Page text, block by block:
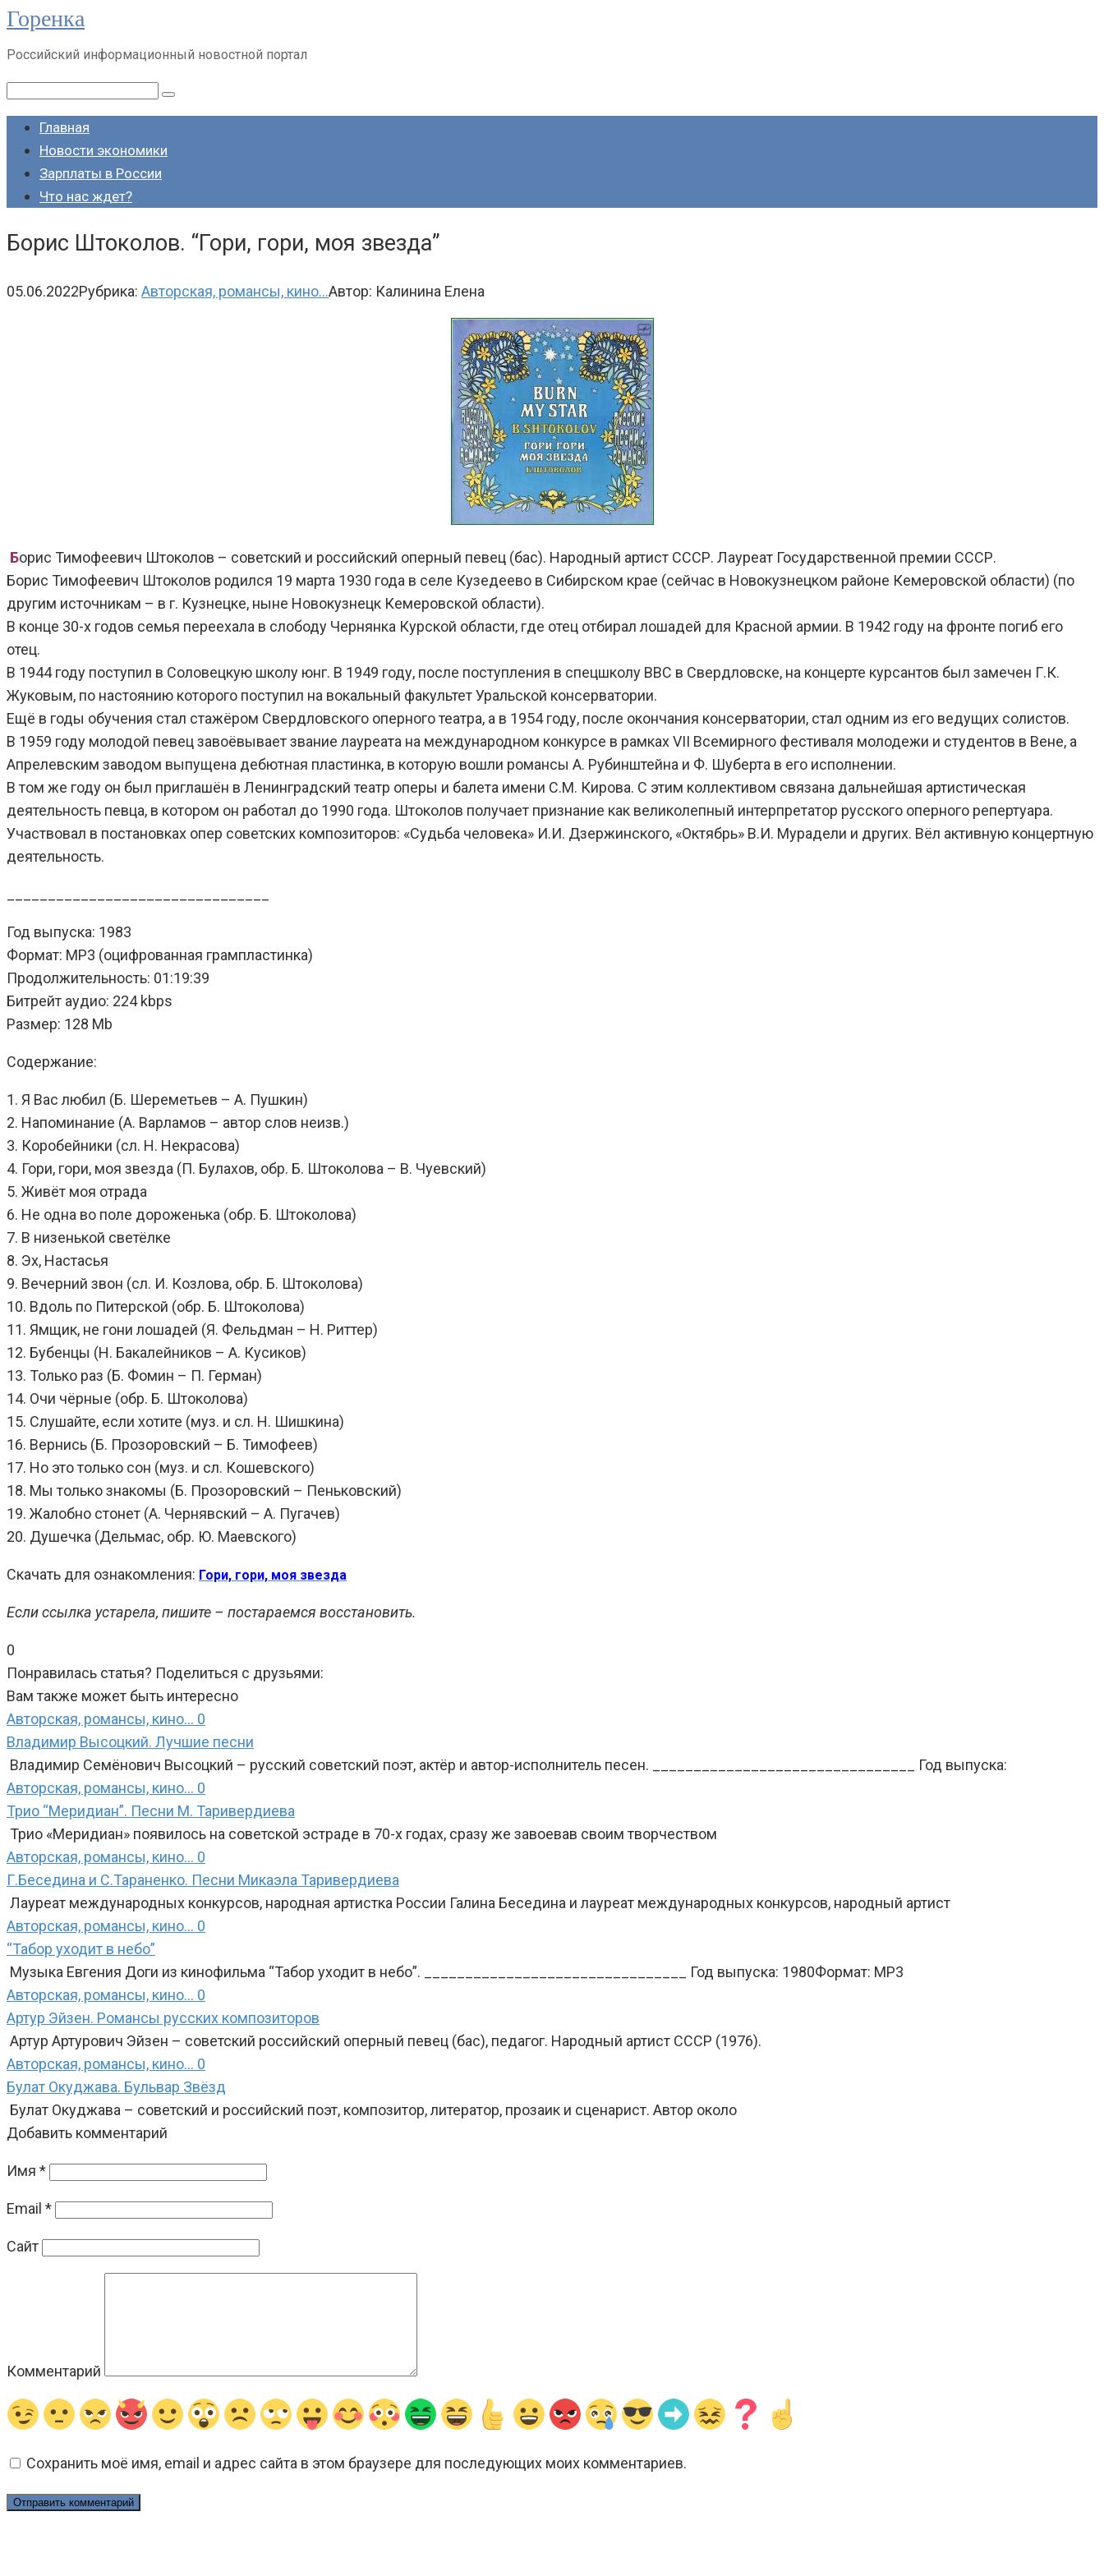
Перейти
контенту
Горенка
Российский информационный новостной портал
Поиск:
Главная
Новости экономики
Зарплаты в России
Что нас ждет?
Борис Штоколов. “Гори, гори, моя звезда”
05.06.2022Рубрика: Авторская, романсы, кино...Автор: Калинина Елена
Борис Тимофеевич Штоколов – советский и российский оперный певец (бас). Народный артист СССР. Лауреат Государственной премии СССР.
Борис Тимофеевич Штоколов родился 19 марта 1930 года в селе Кузедеево в Сибирском крае (сейчас в Новокузнецком районе Кемеровской области) (по
другим источникам – в г. Кузнецке, ныне Новокузнецк Кемеровской области).
В конце 30-х годов семья переехала в слободу Чернянка Курской области, где отец отбирал лошадей для Красной армии. В 1942 году на фронте погиб его
отец.
В 1944 году поступил в Соловецкую школу юнг. В 1949 году, после поступления в спецшколу ВВС в Свердловске, на концерте курсантов был замечен Г.К.
Жуковым, по настоянию которого поступил на вокальный факультет Уральской консерватории.
Ещё в годы обучения стал стажёром Свердловского оперного театра, а в 1954 году, после окончания консерватории, стал одним из его ведущих солистов.
В 1959 году молодой певец завоёвывает звание лауреата на международном конкурсе в рамках VII Всемирного фестиваля молодежи и студентов в Вене, а
Апрелевским заводом выпущена дебютная пластинка, в которую вошли романсы А. Рубинштейна и Ф. Шуберта в его исполнении.
В том же году он был приглашён в Ленинградский театр оперы и балета имени С.М. Кирова. С этим коллективом связана дальнейшая артистическая
деятельность певца, в котором он работал до 1990 года. Штоколов получает признание как великолепный интерпретатор русского оперного репертуара.
Участвовал в постановках опер советских композиторов: «Судьба человека» И.И. Дзержинского, «Октябрь» В.И. Мурадели и других. Вёл активную концертную
деятельность.
Год выпуска: 1983
Формат: MP3 (оцифрованная грампластинка)
Продолжительность: 01:19:39
Битрейт аудио: 224 kbps
Размер: 128 Mb
Содержание:
1. Я Вас любил (Б. Шереметьев – А. Пушкин)
2. Напоминание (А. Варламов – автор слов неизв.)
3. Коробейники (сл. Н. Некрасова)
4. Гори, гори, моя звезда (П. Булахов, обр. Б. Штоколова – В. Чуевский)
5. Живёт моя отрада
6. Не одна во поле дороженька (обр. Б. Штоколова)
7. В низенькой светёлке
8. Эх, Настасья
9. Вечерний звон (сл. И. Козлова, обр. Б. Штоколова)
10. Вдоль по Питерской (обр. Б. Штоколова)
11. Ямщик, не гони лошадей (Я. Фельдман – Н. Риттер)
12. Бубенцы (Н. Бакалейников – А. Кусиков)
13. Только раз (Б. Фомин – П. Герман)
14. Очи чёрные (обр. Б. Штоколова)
15. Слушайте, если хотите (муз. и сл. Н. Шишкина)
16. Вернись (Б. Прозоровский – Б. Тимофеев)
17. Но это только сон (муз. и сл. Кошевского)
18. Мы только знакомы (Б. Прозоровский – Пеньковский)
19. Жалобно стонет (А. Чернявский – А. Пугачев)
20. Душечка (Дельмас, обр. Ю. Маевского)
Скачать для ознакомления: Гори, гори, моя звезда
Если ссылка устарела, пишите – постараемся восстановить.
0
Понравилась статья? Поделиться с друзьями:
Вам также может быть интересно
Авторская, романсы, кино... 0
Владимир Высоцкий. Лучшие песни
Владимир Семёнович Высоцкий – русский советский поэт, актёр и автор-исполнитель песен. ________________________________ Год выпуска:
Авторская, романсы, кино... 0
Трио “Меридиан”. Песни М. Таривердиева
Трио «Меридиан» появилось на советской эстраде в 70-х годах, сразу же завоевав своим творчеством
Авторская, романсы, кино... 0
Г.Беседина и С.Тараненко. Песни Микаэла Таривердиева
Лауреат международных конкурсов, народная артистка России Галина Беседина и лауреат международных конкурсов, народный артист
Авторская, романсы, кино... 0
“Табор уходит в небо”
Музыка Евгения Доги из кинофильма “Табор уходит в небо”. ________________________________ Год выпуска: 1980Формат: MP3
Авторская, романсы, кино... 0
Артур Эйзен. Романсы русских композиторов
Артур Артурович Эйзен – советский российский оперный певец (бас), педагог. Народный артист СССР (1976).
Авторская, романсы, кино... 0
Булат Окуджава. Бульвар Звёзд
Булат Окуджава – советский и российский поэт, композитор, литератор, прозаик и сценарист. Автор около
Добавить комментарий
Имя *
Email *
Сайт
Комментарий
Сохранить моё имя, email и адрес сайта в этом браузере для последующих моих комментариев.